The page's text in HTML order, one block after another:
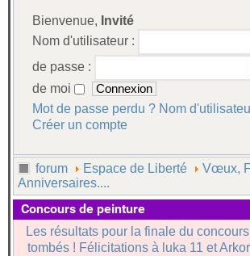
Bienvenue, Invité
Nom d'utilisateur :
de passe :
de moi
Mot de passe perdu ? Nom
Créer un compte
forum Espace de Liberté
Vœux,
Anniversaires....
Concours de peinture
Les résultats pour la finale du
tombés ! Félicitations à luka 11 et